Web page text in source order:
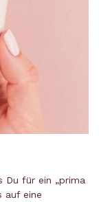
Du für ein „prima
auf eine